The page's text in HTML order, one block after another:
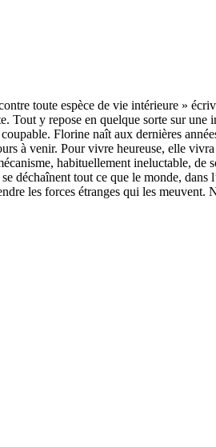
toute espèce de vie intérieure »
Tout y repose en quelque sorte sur
Florine naît aux dernières
à venir. Pour vivre heureuse, elle
habituellement ineluctable, de
déchaînent tout ce que le monde, dans
les forces étranges qui les